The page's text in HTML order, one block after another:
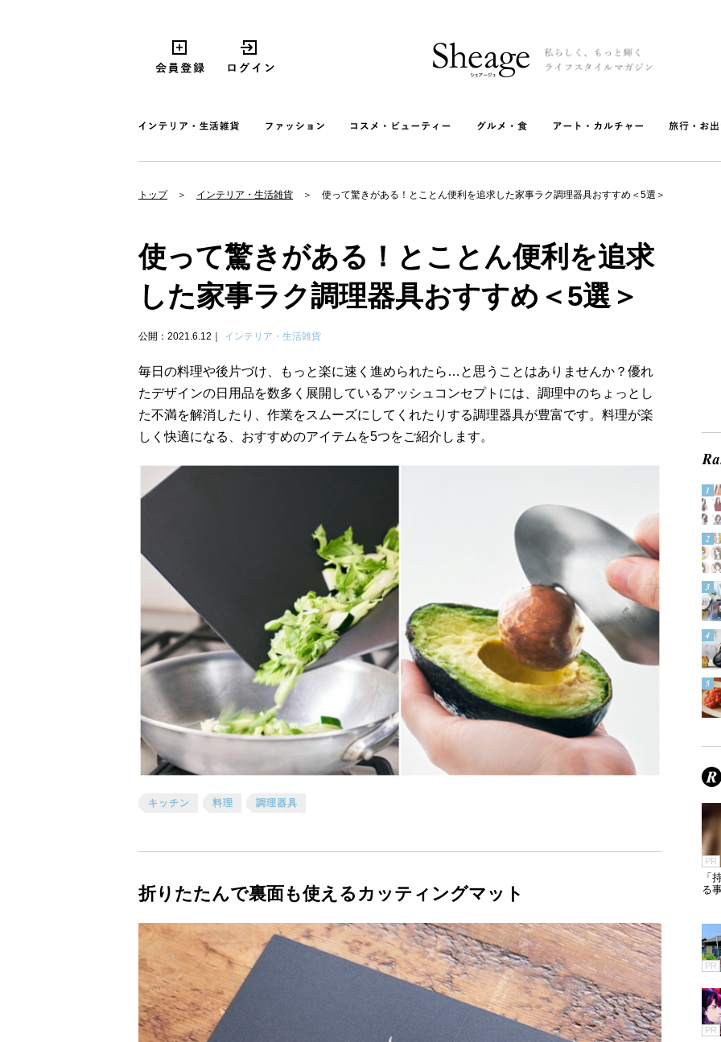
トップ インテリア・生活雑貨 使って驚きがある！とことん便利を追求した家事ラク調理器具おすすめ＜5選＞
使って驚きがある！とことん便利を追求
した家事ラク調理器具おすすめ＜5選＞
公開：2021.6.12 インテリア・生活雑貨
毎日の料理や後片づけ、もっと楽に速く進められたら…と思うことはありませんか？優れ
たデザインの日用品を数多く展開しているアッシュコンセプトには、調理中のちょっとし
た不満を解消したり、作業をスムーズにしてくれたりする調理器具が豊富です。料理が楽
しく快適になる、おすすめのアイテムを5つをご紹介します。
キッチン 料理 調理器具
折りたたんで裏面も使えるカッティングマット
PR
「
る
PR
PR